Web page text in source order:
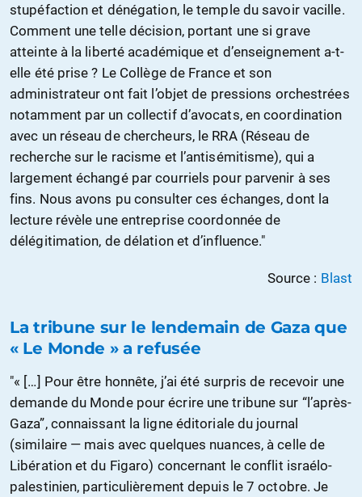
stupéfaction et dénégation, le temple du savoir vacille.
Comment une telle décision, portant une si grave
atteinte à la liberté académique et d’enseignement a-t-
elle été prise ? Le Collège de France et son
administrateur ont fait l’objet de pressions orchestrées
notamment par un collectif d’avocats, en coordination
avec un réseau de chercheurs, le RRA (Réseau de
recherche sur le racisme et l’antisémitisme), qui a
largement échangé par courriels pour parvenir à ses
fins. Nous avons pu consulter ces échanges, dont la
lecture révèle une entreprise coordonnée de
délégitimation, de délation et d’influence."
Source : Blast
La tribune sur le lendemain de Gaza que
« Le Monde » a refusée
"« […] Pour être honnête, j’ai été surpris de recevoir une
demande du Monde pour écrire une tribune sur “l’après-
Gaza”, connaissant la ligne éditoriale du journal
(similaire — mais avec quelques nuances, à celle de
Libération et du Figaro) concernant le conflit israélo-
palestinien, particulièrement depuis le 7 octobre. Je